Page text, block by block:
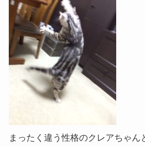
まったく違う性格のクレアちゃん